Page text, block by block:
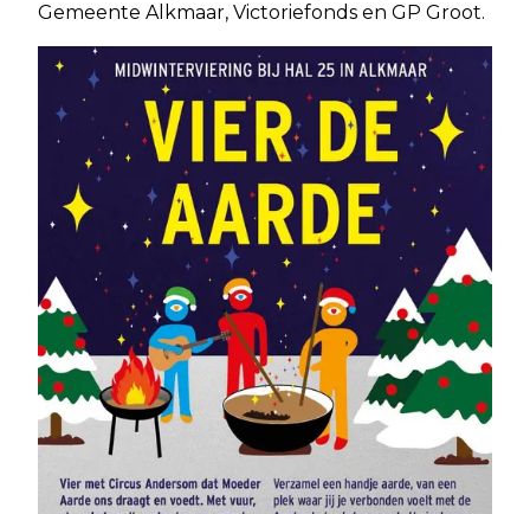
Gemeente Alkmaar, Victoriefonds en GP Groot.